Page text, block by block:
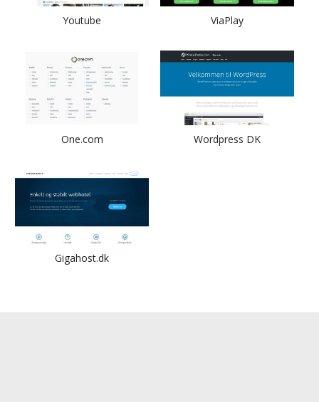
Youtube ViaPlay
One.com Wordpress DK
Gigahost.dk